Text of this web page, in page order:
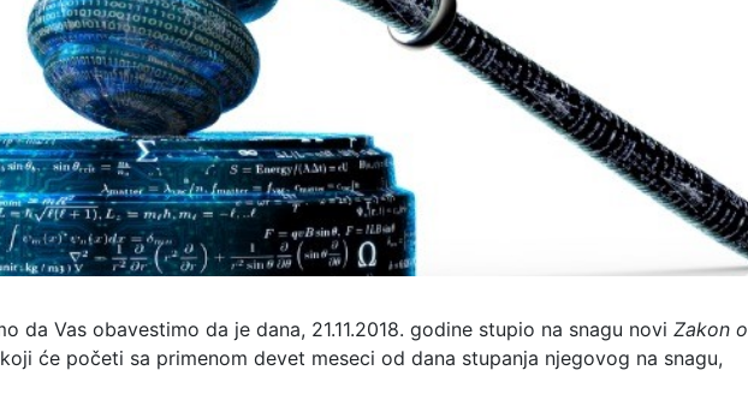
da Vas obavestimo da je dana, 21.11.2018. godine stupio na snagu novi Zakon o
će početi sa primenom devet meseci od dana stupanja njegovog na snagu,